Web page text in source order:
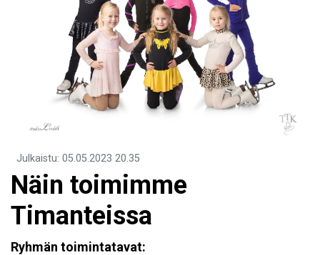
Julkaistu: 05.05.2023 20.35
Näin toimimme
Timanteissa
Ryhmän toimintatavat: